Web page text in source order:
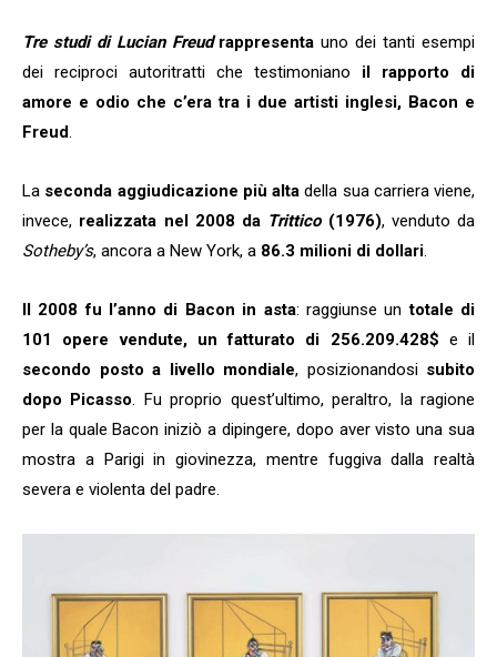
Tre studi di Lucian Freudrappresenta uno dei tanti esempi
dei reciproci autoritratti che testimoniano il rapporto di
amore e odio che c’era tra i due artisti inglesi, Bacon e
Freud
La seconda aggiudicazione più alta della sua carriera viene,
invece, realizzata nel 2008 da Trittico(1976), venduto da
Sotheby’s, ancora a New York, a 86.3 milioni di dollari
Il 2008 fu l’anno di Bacon in asta: raggiunse un totale di
101 opere vendute, un fatturato di 256.209.428$ e il
secondo posto a livello mondiale, posizionandosisubito
dopo Picasso . Fu proprio quest’ultimo, peraltro, la ragione
per la quale Bacon iniziò a dipingere, dopo aver visto una sua
mostra a Parigi in giovinezza, mentre fuggiva dalla realtà
severa e violenta del padre.